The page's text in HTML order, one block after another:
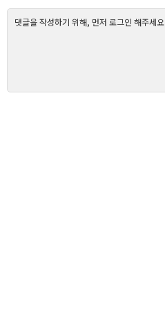
댓글을 작성하기 위해, 먼저 로그인 해주세요